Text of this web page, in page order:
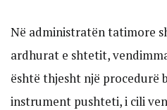
Në administratën tatimore
ardhurat e shtetit,
është thjesht një procedurë
instrument pushteti, i cili